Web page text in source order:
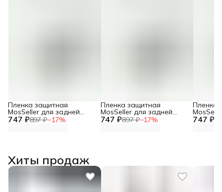
747 ₽897 ₽−17%
Пленка защитная
MosSeller для задней
панели для Huawei Pura 747 ₽897 ₽−17%
Пленка защитная
MosSeller для задней
панели для Huawei Pura 747 ₽
Пленка
панели
Хиты продаж